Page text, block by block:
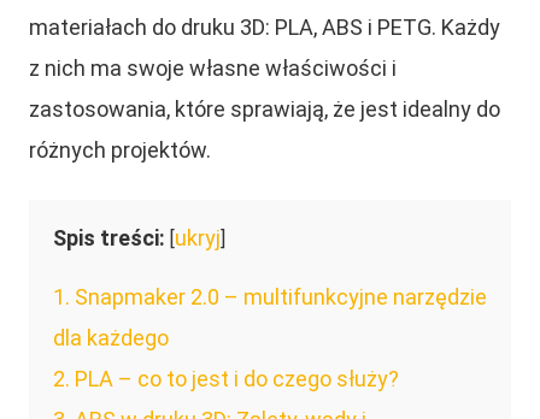
materiałach do druku 3D: PLA, ABS i PETG. Każdy
z nich ma swoje własne właściwości i
zastosowania, które sprawiają, że jest idealny do
różnych projektów.
Spis treści: [ukryj]
1 Snapmaker 2.0 – multifunkcyjne narzędzie
dla każdego
2 PLA – co to jest i do czego służy?